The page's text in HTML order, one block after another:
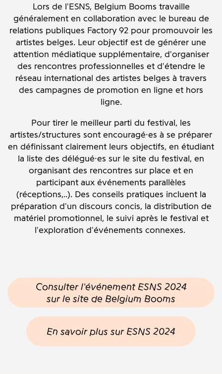
Lors de l'ESNS, Belgium Booms travaille
généralement en collaboration avec le bureau de
relations publiques Factory 92 pour promouvoir les
artistes belges. Leur objectif est de générer une
attention médiatique supplémentaire, d'organiser
des rencontres professionnelles et d'étendre le
réseau international des artistes belges à travers
des campagnes de promotion en ligne et hors
ligne.
Pour tirer le meilleur parti du festival, les
artistes/structures sont encouragé·es à se préparer
en définissant clairement leurs objectifs, en étudiant
la liste des délégué·es sur le site du festival, en
organisant des rencontres sur place et en
participant aux événements parallèles
(réceptions,..). Des conseils pratiques incluent la
préparation d'un discours concis, la distribution de
matériel promotionnel, le suivi après le festival et
l'exploration d'événements connexes.
Consulter l'événement ESNS 2024
sur le site de Belgium Booms
En savoir plus sur ESNS 2024